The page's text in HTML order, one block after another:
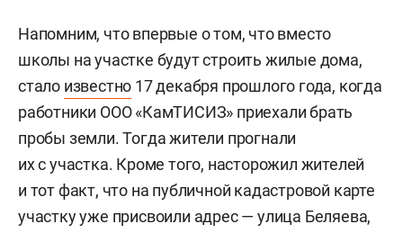
Напомним, что впервые о том, что вместо
школы на участке будут строить жилые дома,
стало известно 17 декабря прошлого года, когда
работники ООО «КамТИСИЗ» приехали брать
пробы земли. Тогда жители прогнали
их с участка. Кроме того, насторожил жителей
и тот факт, что на публичной кадастровой карте
участку уже присвоили адрес — улица Беляева,